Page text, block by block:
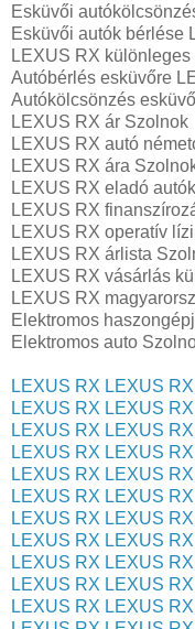
Esküvői
Esküvői autók bérlése
LEXUS RX
Autóbérlés esküvőre
Autókölcsönzés
LEXUS RX ár Szolnok
LEXUS RX autó
LEXUS RX ára
LEXUS RX eladó
LEXUS RX
LEXUS RX operatív
LEXUS RX árlista
LEXUS RX vásárlás
LEXUS RX
Elektromos
Elektromos auto‎
LEXUS RX LEXUS RX
LEXUS RX LEXUS RX
LEXUS RX LEXUS RX
LEXUS RX LEXUS RX
LEXUS RX LEXUS RX
LEXUS RX LEXUS RX
LEXUS RX LEXUS RX
LEXUS RX LEXUS RX
LEXUS RX LEXUS RX
LEXUS RX LEXUS RX
LEXUS RX LEXUS RX